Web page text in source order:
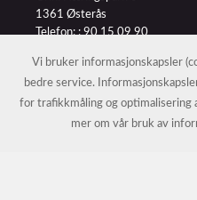
1361 Østerås
Telefon: :90 15 09 90
© NORDIC HOTEL SUPPORT
Vi bruker informasjonskapsler
bedre service.
for trafikkmåling og optimalisering
mer om vår bruk av